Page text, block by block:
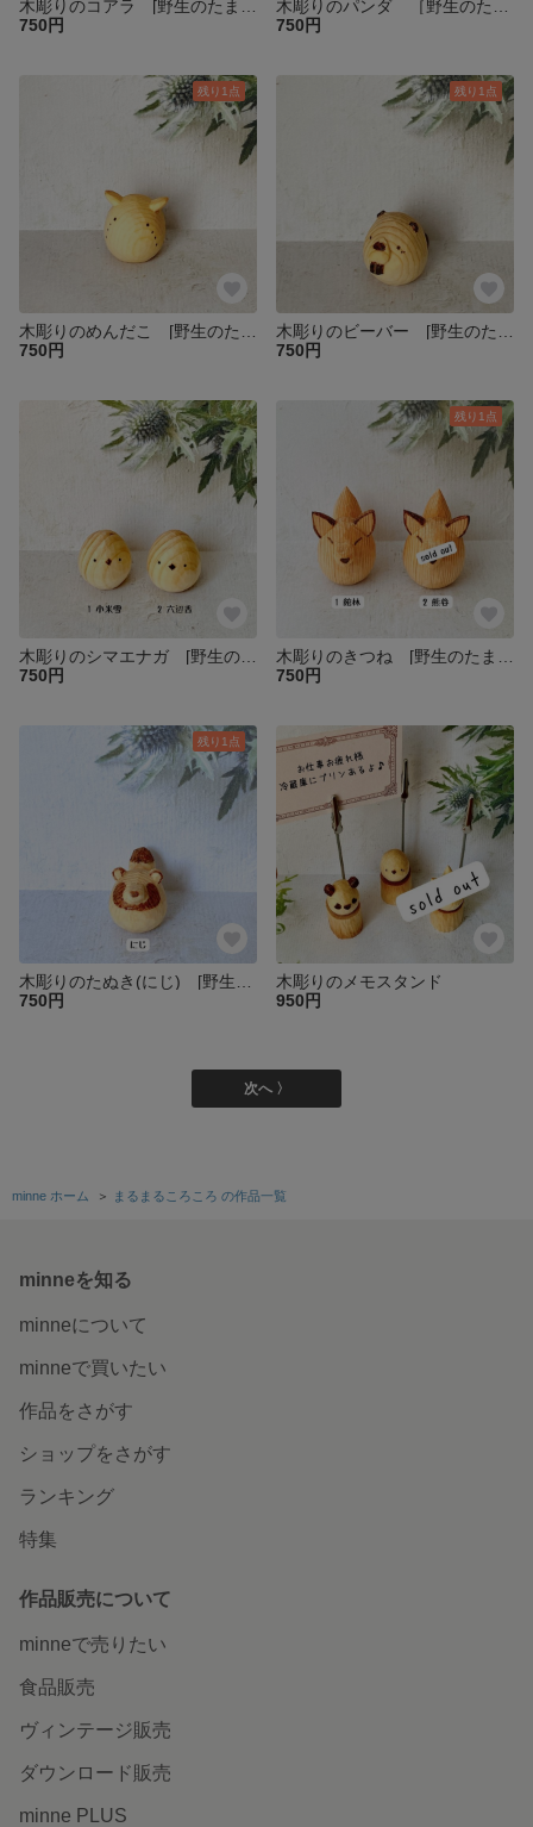
750円
750円
残り1点
750円
残り1点
750円
750円
残り1点
750円
残り1点
750円
木彫りのメモスタンド
950円
次へ 〉
minne ホーム ＞ まるまるころころ の作品一覧
minneを知る
minneについて
minneで買いたい
作品をさがす
ショップをさがす
ランキング
特集
作品販売について
minneで売りたい
食品販売
ヴィンテージ販売
ダウンロード販売
minne PLUS